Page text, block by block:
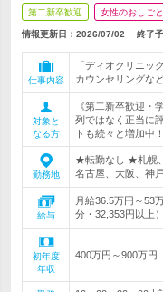
第二新卒歓迎 女性のおしご
情報更新日：2026/07/02 終了
仕事内容
「ディオクリニッ
カウンセリングな
対象と
なる方
《第二新卒歓迎
列ではなく正当に
トも続々と増加中！
勤務地
★転勤なし ★札幌
名古屋、大阪、神
給与
月給36.5万円～53
分・32,353円以上
初年度
年収
400万円～900万円